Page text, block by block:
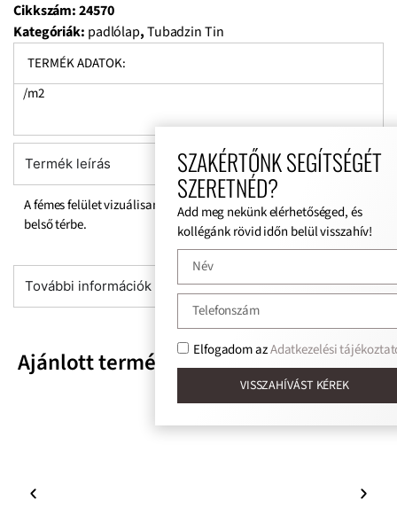
Cikkszám:24570
Kategóriák: padlólap,Tubadzin Tin
TERMÉK ADATOK:
/m2
Termék leírás
A fémes felület vizuálisan vonzó hatása egyedi aurát vezet be a
belső térbe.
További információk
Ajánlott termékek
SZAKÉRTŐNK SEGÍTSÉGÉT
SZERETNÉD?
Add meg nekünk elérhetőséged, és
kollégánk rövid időn belül visszahív!
Elfogadom azAdatkezelési
VISSZAHÍVÁST KÉREK